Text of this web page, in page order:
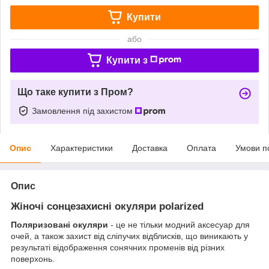
Купити
або
Купити з
Що таке купити з Пром?
Замовлення під захистом
Опис Характеристики Доставка Оплата Умови
Опис
Жіночі сонцезахисні окуляри polarized
Поляризовані окуляри - це не тільки модний аксесуар для
очей, а також захист від сліпучих відблисків, що виникають у
результаті відображення сонячних променів від різних
поверхонь.